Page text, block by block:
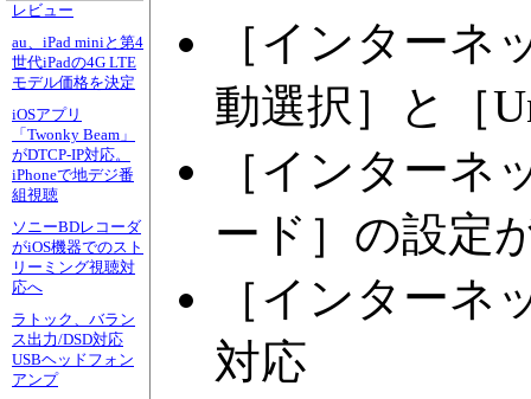
レビュー
au、iPad miniと第4
世代iPadの4G LTE
モデル価格を決定
iOSアプリ
「Twonky Beam」
がDTCP-IP対応。
iPhoneで地デジ番
組視聴
ソニーBDレコーダ
がiOS機器でのスト
リーミング視聴対
応へ
ラトック、バラン
ス出力/DSD対応
USBヘッドフォン
アンプ
［インター
動選択］と［
［インター
ード］の設定
［インター
対応